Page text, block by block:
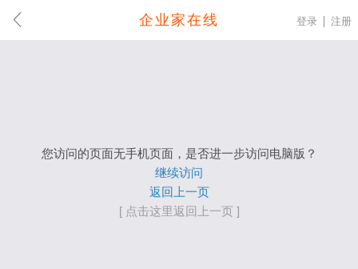
企业家在线 登录 注册
您访问的页面无手机页面，是否进一步访问电脑版？
继续访问
返回上一页
[ 点击这里返回上一页 ]